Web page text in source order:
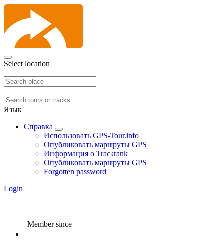
Select location
Язык
Справка
Использовать GPS-Tour.info
Опубликовать маршруты GPS
Информация о Trackrank
Опубликовать маршруты GPS
Forgotten password
Login
Member since